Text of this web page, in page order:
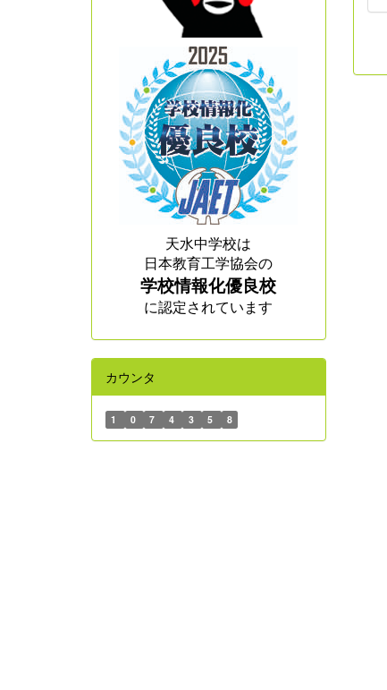
天水中学校は
日本教育工学協会の
学校情報化優良校
に認定されています
カウンタ
1 0 7 4 3 5 8